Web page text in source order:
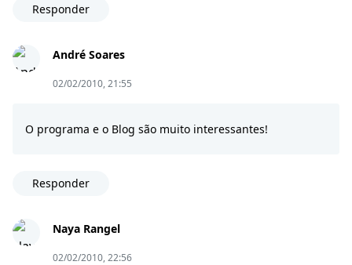
Responder
André Soares
02/02/2010, 21:55
O programa e o Blog são muito interessantes!
Responder
Naya Rangel
02/02/2010, 22:56